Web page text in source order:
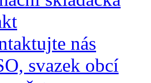
nás
svazek obcí